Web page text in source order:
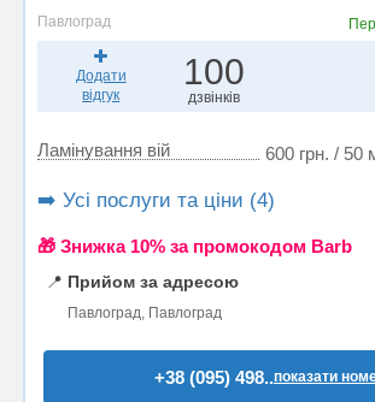
Павлоград
Додати
відгук
100
дзвінків
Ламінування вій 600 грн. / 50
➡️ Усі послуги та ціни (4)
🎁 Знижка 10% за промокодом Barb
📍 Прийом за адресою
Павлоград, Павлоград
+38 (095) 498..показати